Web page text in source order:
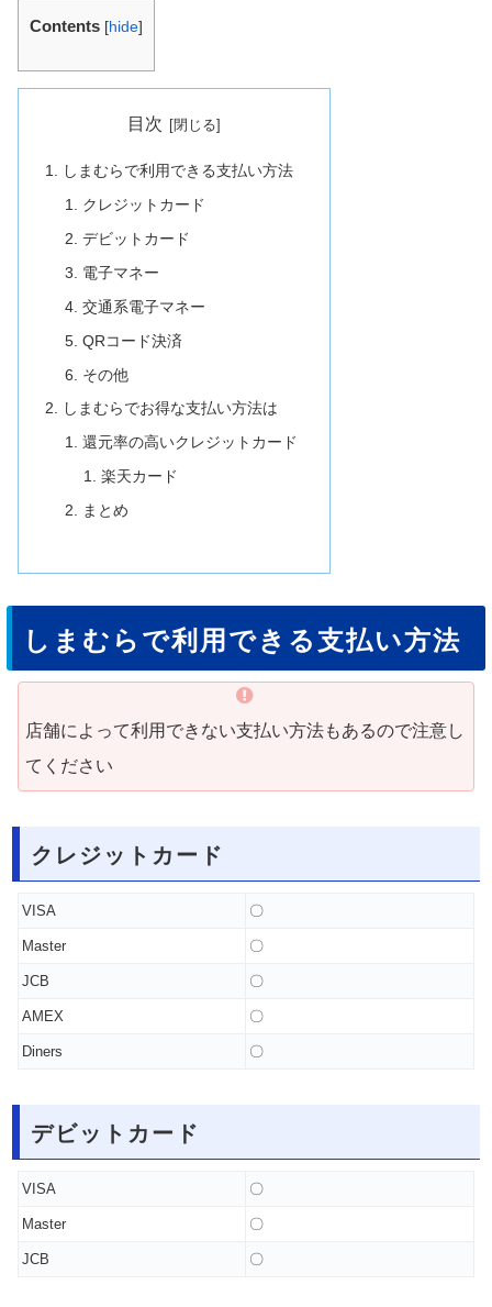
Contents [hide]
目次
しまむらで利用できる支払い方法
クレジットカード
デビットカード
電子マネー
交通系電子マネー
QRコード決済
その他
しまむらでお得な支払い方法は
還元率の高いクレジットカード
楽天カード
まとめ
しまむらで利用できる支払い方法
店舗によって利用できない支払い方法もあるので注意し
てください
クレジットカード
VISA 〇
Master 〇
JCB 〇
AMEX 〇
Diners 〇
デビットカード
VISA 〇
Master 〇
JCB 〇